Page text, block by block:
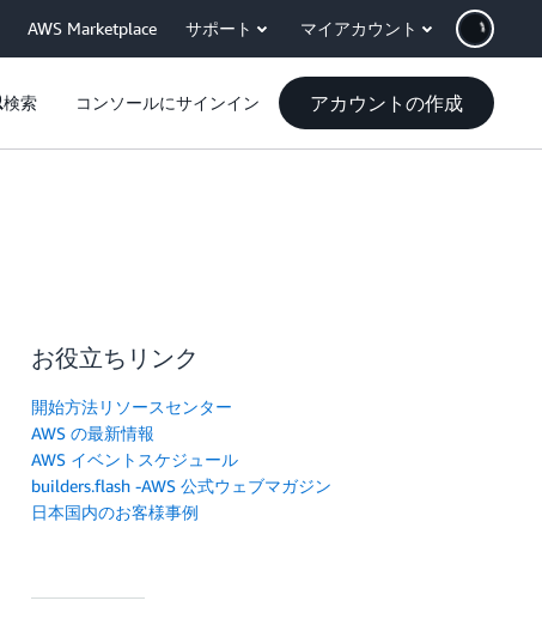
AWS Marketplace サポート マイアカウント
検索 コンソールにサインイン アカウントの作成
お役立ちリンク
開始方法リソースセンター
AWS の最新情報
AWS イベントスケジュール
builders.flash -AWS 公式ウェブマガジン
日本国内のお客様事例